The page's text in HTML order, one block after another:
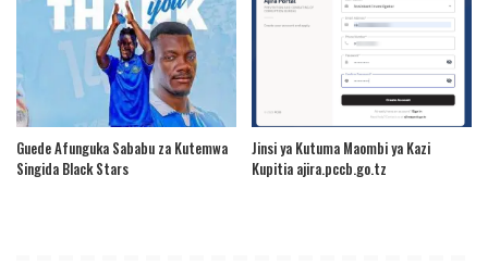
Guede Afunguka Sababu za Kutemwa
Singida Black Stars
Jinsi ya Kutuma Maombi ya Kazi
Kupitia ajira.pccb.go.tz